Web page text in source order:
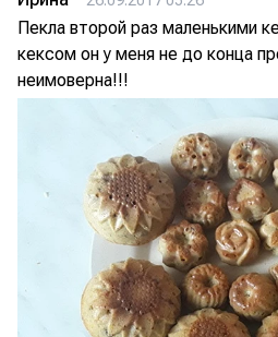
Пекла второй раз маленькими
кексом он у меня не до конца
неимоверна!!!